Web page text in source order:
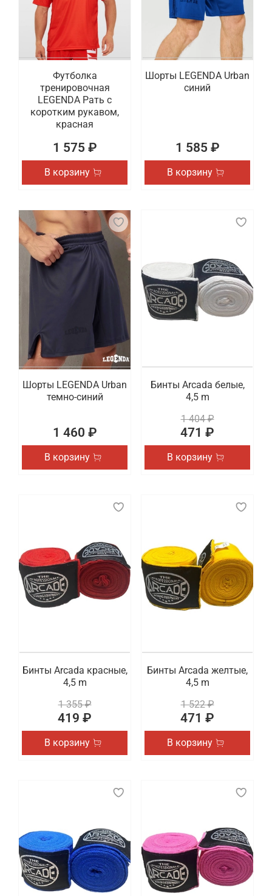
Футболка
тренировочная
LEGENDA Рать с
коротким рукавом,
красная
1 575 ₽
В корзину
Шорты LEGENDA Urban
синий
1 585 ₽
В корзину
Шорты LEGENDA Urban
темно-синий
1 460 ₽
В корзину
Бинты Arcada белые,
4,5 m
1 404 ₽
471 ₽
В корзину
Бинты Arcada красные,
4,5 m
1 355 ₽
419 ₽
В корзину
Бинты Arcada желтые,
4,5 m
1 522 ₽
471 ₽
В корзину